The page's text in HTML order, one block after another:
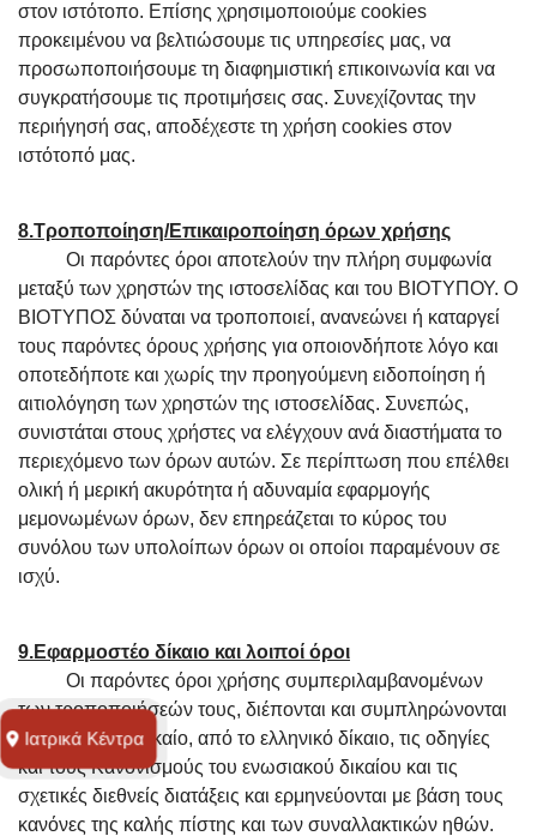
στον ιστότοπο. Επίσης χρησιμοποιούμε cookies
προκειμένου να βελτιώσουμε τις υπηρεσίες μας, να
προσωποποιήσουμε τη διαφημιστική επικοινωνία και να
συγκρατήσουμε τις προτιμήσεις σας. Συνεχίζοντας την
περιήγησή σας, αποδέχεστε τη χρήση cookies στον
ιστότοπό μας.
8.Τροποποίηση/Επικαιροποίηση όρων χρήσης
Οι παρόντες όροι αποτελούν την πλήρη συμφωνία
μεταξύ των χρηστών της ιστοσελίδας και του ΒΙΟΤΥΠΟΥ. Ο
ΒΙΟΤΥΠΟΣ δύναται να τροποποιεί, ανανεώνει ή καταργεί
τους παρόντες όρους χρήσης για οποιονδήποτε λόγο και
οποτεδήποτε και χωρίς την προηγούμενη ειδοποίηση ή
αιτιολόγηση των χρηστών της ιστοσελίδας. Συνεπώς,
συνιστάται στους χρήστες να ελέγχουν ανά διαστήματα το
περιεχόμενο των όρων αυτών. Σε περίπτωση που επέλθει
ολική ή μερική ακυρότητα ή αδυναμία εφαρμογής
μεμονωμένων όρων, δεν επηρεάζεται το κύρος του
συνόλου των υπολοίπων όρων οι οποίοι παραμένουν σε
ισχύ.
9.Εφαρμοστέο δίκαιο και λοιποί όροι
Οι παρόντες όροι χρήσης συμπεριλαμβανομένων
των τροποποιήσεών τους, διέπονται και συμπληρώνονται
όπου είναι αναγκαίο, από το ελληνικό δίκαιο, τις οδηγίες
και τους Κανονισμούς του ενωσιακού δικαίου και τις
σχετικές διεθνείς διατάξεις και ερμηνεύονται με βάση τους
κανόνες της καλής πίστης και των συναλλακτικών ηθών.
Ιατρικά Kέντρα